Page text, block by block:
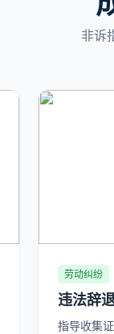
非诉
劳动纠纷
违法辞
指导收集